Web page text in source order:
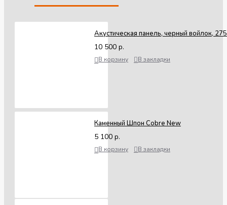
Акустическая панель, черный войлок,
10 500 р.
В корзину В закладки
Каменный Шпон Cobre New
5 100 р.
В корзину В закладки